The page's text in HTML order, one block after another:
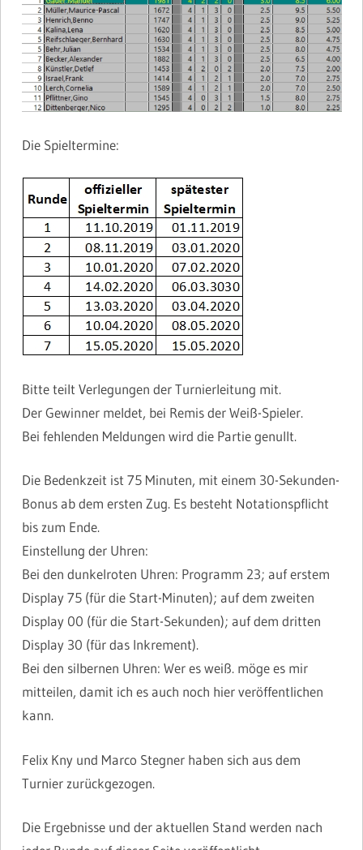
Die Spieltermine:
Bitte teilt Verlegungen der Turnierleitung mit.
Der Gewinner meldet, bei Remis der Weiß-Spieler.
Bei fehlenden Meldungen wird die Partie genullt.
Die Bedenkzeit ist 75 Minuten, mit einem 30-Sekunden-
Bonus ab dem ersten Zug. Es besteht Notationspflicht
bis zum Ende.
Einstellung der Uhren:
Bei den dunkelroten Uhren: Programm 23; auf erstem
Display 75 (für die Start-Minuten); auf dem zweiten
Display 00 (für die Start-Sekunden); auf dem dritten
Display 30 (für das Inkrement).
Bei den silbernen Uhren: Wer es weiß. möge es mir
mitteilen, damit ich es auch noch hier veröffentlichen
kann.
Felix Kny und Marco Stegner haben sich aus dem
Turnier zurückgezogen.
Die Ergebnisse und der aktuellen Stand werden nach